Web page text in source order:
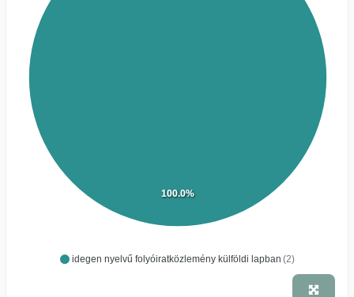
idegen nyelvű folyóiratközlemény külföldi lapban (2)
100.0%